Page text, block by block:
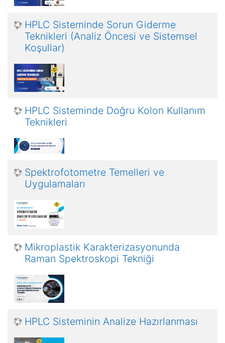
HPLC Sisteminde Sorun Giderme
Teknikleri (Analiz Öncesi ve Sistemsel
Koşullar)
HPLC Sisteminde Doğru Kolon Kullanım
Teknikleri
Spektrofotometre Temelleri ve
Uygulamaları
Mikroplastik Karakterizasyonunda
Raman Spektroskopi Tekniği
HPLC Sisteminin Analize Hazırlanması